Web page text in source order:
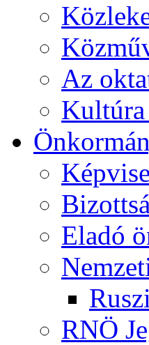
Az
Kultúra
Eladó
RNÖ